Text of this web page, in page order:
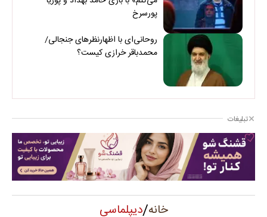
پورسرخ
روحانی‌ای با اظهارنظرهای جنجالی/
محمدباقر خرازی کیست؟
تبلیغات
خانه/دیپلماسی